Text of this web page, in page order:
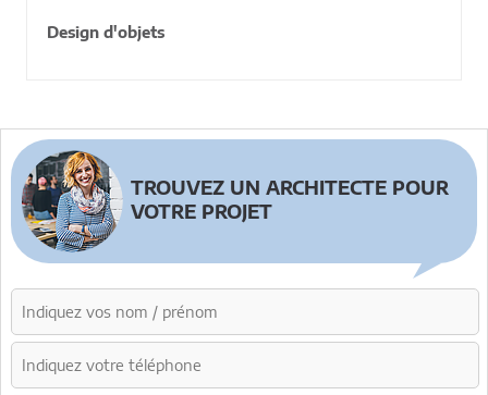
Design d'objets
TROUVEZ UN ARCHITECTE POUR
VOTRE PROJET